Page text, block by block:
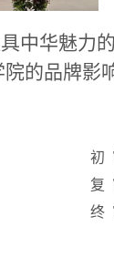
中华魅力
的品牌影
初
复
终